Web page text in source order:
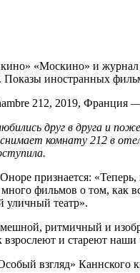
кино» «Москино» и
Показы иностранных
212, 2019, Франция
друг в друга и
комнату 212 в
признается:
фильмов о том, как
уличный театр».
ритмичный и
взрослеют и стареют
взгляд» Каннского